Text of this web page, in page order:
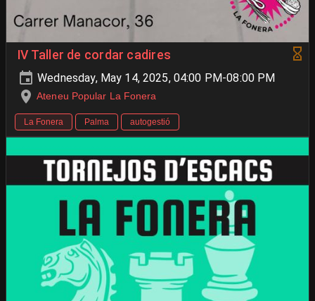
IV Taller de cordar cadires
Wednesday, May 14, 2025, 04:00 PM-08:00 PM
Ateneu Popular La Fonera
La Fonera Palma autogestió